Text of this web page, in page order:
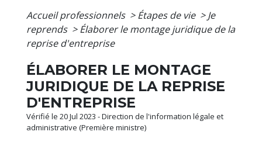
Accueil professionnels > Étapes de vie > Je
reprends > Élaborer le montage juridique de la
reprise d'entreprise
ÉLABORER LE MONTAGE
JURIDIQUE DE LA REPRISE
D'ENTREPRISE
Vérifié le 20 Jul 2023 - Direction de l'information légale et
administrative (Première ministre)